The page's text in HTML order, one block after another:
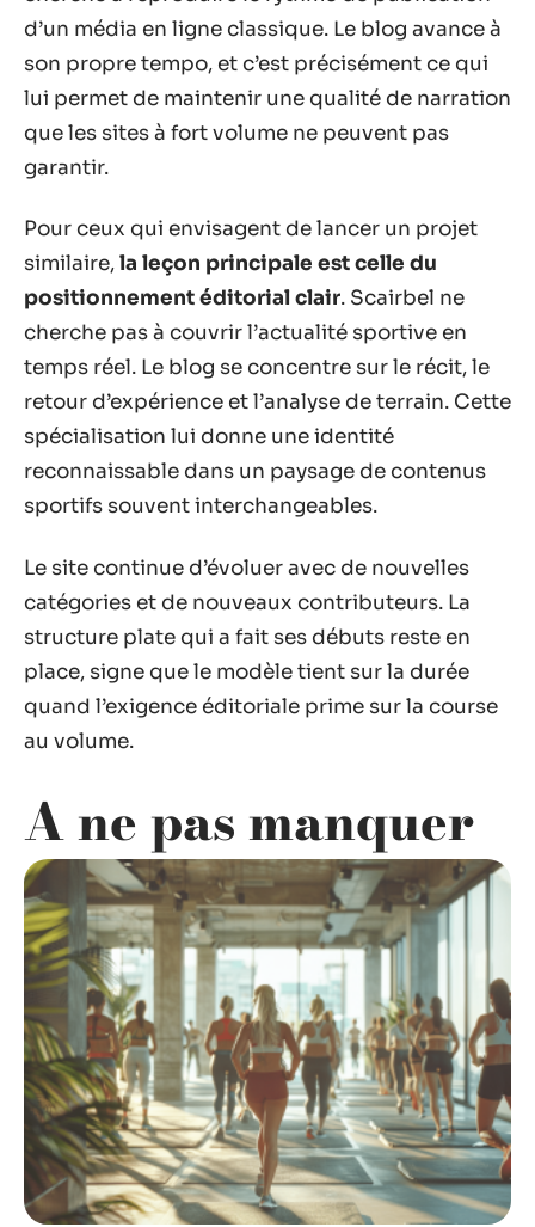
d’un média en ligne classique. Le blog avance à
son propre tempo, et c’est précisément ce qui
lui permet de maintenir une qualité de narration
que les sites à fort volume ne peuvent pas
garantir.
Pour ceux qui envisagent de lancer un projet
similaire,la leçon principale est celle du
positionnement éditorial clair. Scairbel ne
cherche pas à couvrir l’actualité sportive en
temps réel. Le blog se concentre sur le récit, le
retour d’expérience et l’analyse de terrain. Cette
spécialisation lui donne une identité
reconnaissable dans un paysage de contenus
sportifs souvent interchangeables.
Le site continue d’évoluer avec de nouvelles
catégories et de nouveaux contributeurs. La
structure plate qui a fait ses débuts reste en
place, signe que le modèle tient sur la durée
quand l’exigence éditoriale prime sur la course
au volume.
A ne pas manquer